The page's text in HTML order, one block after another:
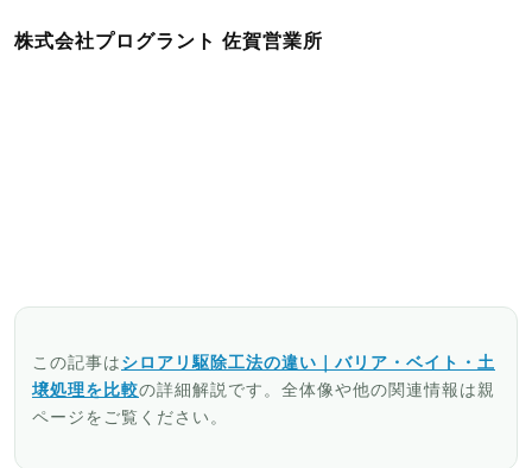
株式会社プログラント 佐賀営業所
この記事はシロアリ駆除工法の違い｜バリア・ベイト・土
壌処理を比較の詳細解説です。全体像や他の関連情報は親
ページをご覧ください。